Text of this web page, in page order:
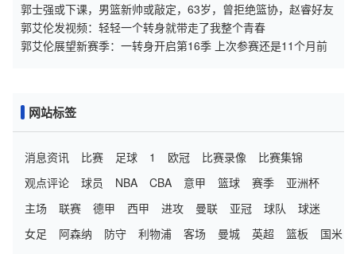
郭士强或下课，男篮新帅或敲定，63岁，曾拒绝篮协，赵睿好友
郭艾伦发视频：轻轻一个转身就带走了我整个青春
郭艾伦展望新赛季：一转身开启第16季 上次参赛还是11个月前
网站标签
消息资讯 比赛 足球 1 欧冠 比赛录像
比赛集锦
观点评论
球员 NBA CBA 意甲 篮球 赛季
亚洲杯
主场
联赛 德甲 西甲 进攻 曼联 亚冠 球队
球迷
女足
阿森纳 防守 利物浦 客场 曼城 英超 篮板
国米